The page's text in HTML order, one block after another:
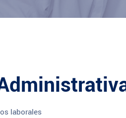
laborales